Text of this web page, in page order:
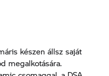
készen állsz saját
megalkotására.